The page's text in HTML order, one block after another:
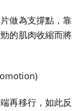
做為支撐點，靠
的肌肉收縮而將
再移行，如此反